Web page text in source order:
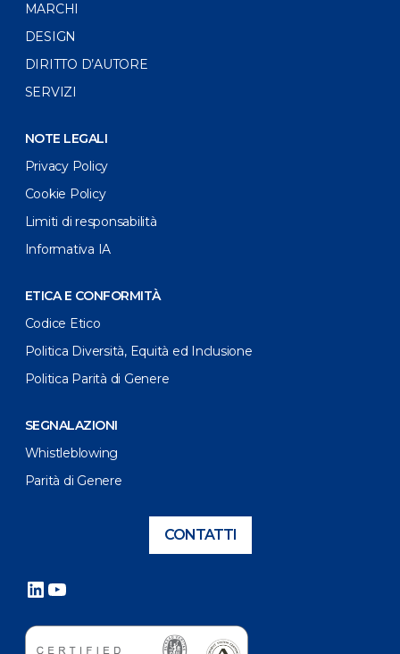
MARCHI
DESIGN
DIRITTO D’AUTORE
SERVIZI
NOTE LEGALI
Privacy Policy
Cookie Policy
Limiti di responsabilità
Informativa IA
ETICA E CONFORMITÀ
Codice Etico
Politica Diversità, Equità ed Inclusione
Politica Parità di Genere
SEGNALAZIONI
Whistleblowing
Parità di Genere
CONTATTI
LinkedIn
YouTube